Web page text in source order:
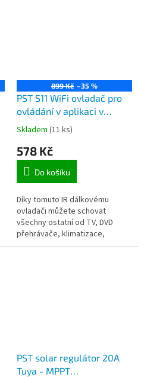
899 Kč –35 %
PST S11 WiFi ovladač pro
ovládání v aplikaci v
mobilním telefonu
spotřebiče ovládané IR
signálem a RF 433MHz
Skladem (11 ks)
578 Kč
Do košíku
Díky tomuto IR dálkovému
ovladači můžete schovat
všechny ostatní od TV, DVD
přehrávače, klimatizace,
ventilátoru apod. Zařízení stačí
PST solar regulátor 20A
Tuya - MPPT